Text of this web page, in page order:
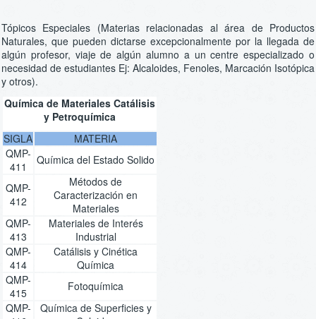
Tópicos Especiales (Materias relacionadas al área de Productos
Naturales, que pueden dictarse excepcionalmente por la llegada de
algún profesor, viaje de algún alumno a un centre especializado o
necesidad de estudiantes Ej: Alcaloides, Fenoles, Marcación Isotópica
y otros).
Química de Materiales Catálisis
y Petroquímica
SIGLA
MATERIA
QMP-
411
Química del Estado Solido
QMP-
412
Métodos de
Caracterización en
Materiales
QMP-
413
Materiales de Interés
Industrial
QMP-
414
Catálisis y Cinética
Química
QMP-
415
Fotoquímica
QMP-
Química de Superficies y